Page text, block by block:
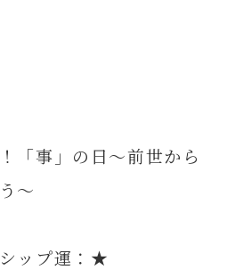
事」の日～前世から
～
ップ運：★